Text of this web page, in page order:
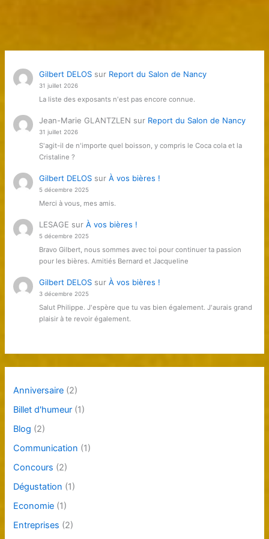
Gilbert DELOSsur Report du Salon de Nancy
31 juillet 2026
La liste des exposants n'est pas encore connue.
Jean-Marie GLANTZLEN sur Report du Salon de Nancy
31 juillet 2026
S'agit-il de n'importe quel boisson, y compris le Coca cola et la
Cristaline ?
Gilbert DELOSsur À vos bières !
5 décembre 2025
Merci à vous, mes amis.
LESAGE sur À vos bières !
5 décembre 2025
Bravo Gilbert, nous sommes avec toi pour continuer ta passion
pour les bières. Amitiés Bernard et Jacqueline
Gilbert DELOSsur À vos bières !
3 décembre 2025
Salut Philippe. J'espère que tu vas bien également. J'aurais grand
plaisir à te revoir également.
Anniversaire (2)
Billet d'humeur (1)
Blog (2)
Communication (1)
Concours (2)
Dégustation (1)
Economie (1)
Entreprises (2)